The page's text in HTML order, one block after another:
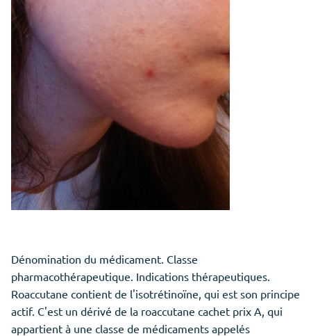
Dénomination du médicament. Classe
pharmacothérapeutique. Indications thérapeutiques.
Roaccutane contient de l'isotrétinoïne, qui est son principe
actif. C'est un dérivé de la roaccutane cachet prix A, qui
appartient à une classe de médicaments appelés